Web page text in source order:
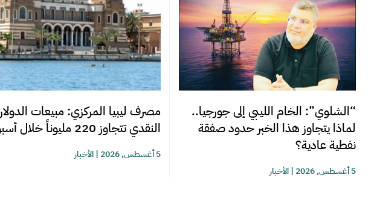
“الشلوي”: الخام الليبي إلى جورجيا..
لماذا يتجاوز هذا الخبر حدود صفقة
نفطية عادية؟
5 أغسطس, 2026 |الأخبار
مصرف ليبيا المركزي: مبيعات الدولار
النقدي تتجاوز 220 مليوناً خلال أسبوع
5 أغسطس, 2026 |الأخبار